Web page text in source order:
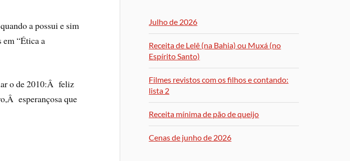
a possui e sim
“Ética a
o de 2010:Â feliz
esperançosa que
Julho de 2026
Receita de Lelê (na Bahia) ou Muxá (no
Espírito Santo)
Filmes revistos com os filhos e contando:
lista 2
Receita mínima de pão de queijo
Cenas de junho de 2026